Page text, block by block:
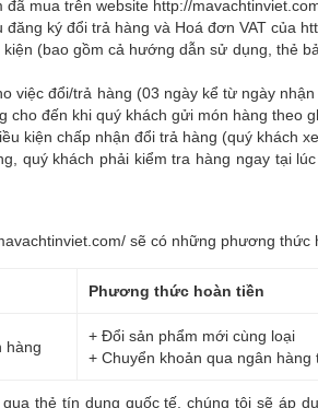
đã mua trên website http://
ký đổi trả hàng và Hoá đơn VAT của
(bao gồm cả hướng dẫn sử dụng, thẻ
việc đổi/trả hàng (03 ngày kể từ ngày
đến khi quý khách gửi món hàng theo
kiện chấp nhận đổi trả hàng (quý khách
quý khách phải kiểm tra hàng ngay tại
sẽ có những phương thức
Phương thức hoàn tiền
hàng
+ Đổi sản phẩm mới cùng loại
+ Chuyển khoản qua ngân
thẻ tín dụng quốc tế, chúng tôi sẽ áp